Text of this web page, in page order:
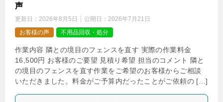
声
更新日： 2026年8月5日 公開日： 2026年7月21日
お客様の声
不用品回収・処分
作業内容 隣との境目のフェンスを直す 実際の作業料金
16,500円 お客様のご要望 見積り希望 担当のコメント 隣と
の境目のフェンスを直す作業をご希望のお客様からご相談
いただきました。料金がご予算内だったことがご依頼の […]